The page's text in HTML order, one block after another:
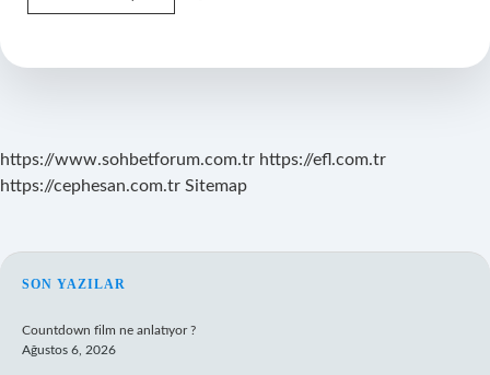
Ağ
https://www.sohbetforum.com.tr https://efl.com.tr
https://cephesan.com.tr Sitemap
SIDEBAR
SON YAZILAR
Countdown film ne anlatıyor ?
Ağustos 6, 2026